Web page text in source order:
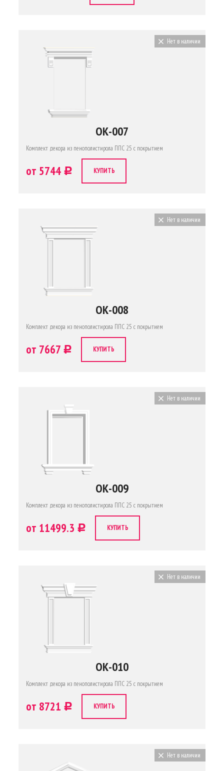
Нет в наличии
ОК-007
Комплект декора из пенополистирола ППС 25 с покрытием
от 5744 c КУПИТЬ
Нет в наличии
ОК-008
Комплект декора из пенополистирола ППС 25 с покрытием
от 7667 c КУПИТЬ
Нет в наличии
ОК-009
Комплект декора из пенополистирола ППС 25 с покрытием
от 11499.3 c КУПИТЬ
Нет в наличии
ОК-010
Комплект декора из пенополистирола ППС 25 с покрытием
от 8721 c КУПИТЬ
Нет в наличии